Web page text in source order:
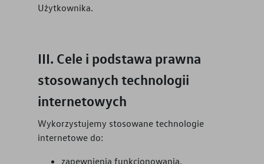
Użytkownika.
Cele i podstawa prawna
stosowanych technologii
internetowych
Wykorzystujemy stosowane technologie
internetowe do:
zapewnienia funkcjonowania,